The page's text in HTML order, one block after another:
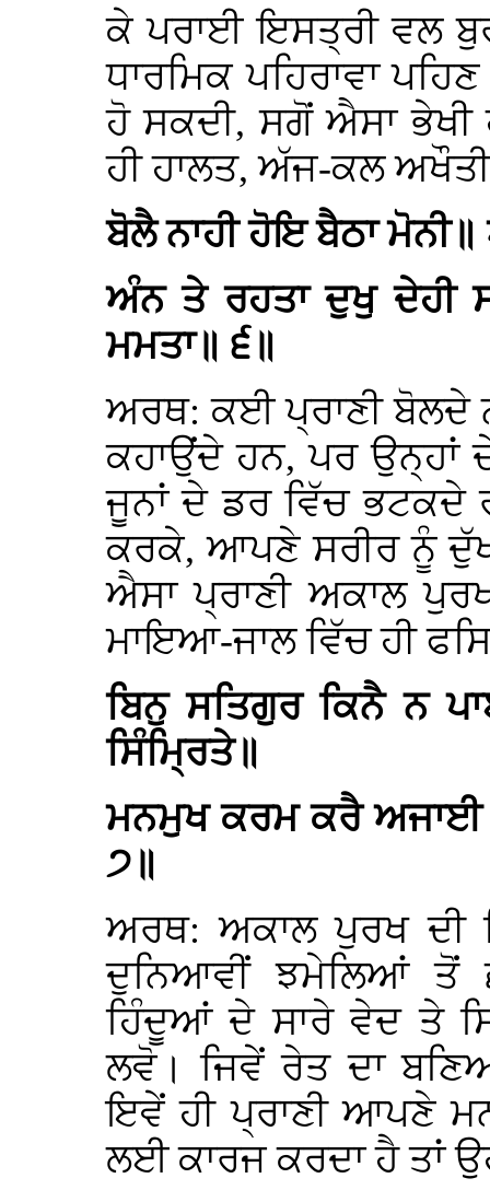
ਕੇ ਪਰਾਈ ਇਸਤ੍ਰੀ ਵਲ
ਧਾਰਮਿਕ ਪਹਿਰਾਵਾ
ਹੋ ਸਕਦੀ, ਸਗੋਂ ਐਸਾ ਭੇਖੀ
ਹੀ ਹਾਲਤ, ਅੱਜ-ਕਲ
ਬੋਲੈ ਨਾਹੀ ਹੋਇ ਬੈਠਾ
ਅੰਨ ਤੇ ਰਹਤਾ ਦੁਖੁ ਦੇਹੀ
ਮਮਤਾ॥ ੬॥
ਅਰਥ: ਕਈ ਪ੍ਰਾਣੀ
ਕਹਾਉਂਦੇ ਹਨ, ਪਰ
ਜੂਨਾਂ ਦੇ ਡਰ ਵਿੱਚ
ਕਰਕੇ, ਆਪਣੇ ਸਰੀਰ ਨੂੰ
ਐਸਾ ਪ੍ਰਾਣੀ ਅਕਾਲ
ਮਾਇਆ-ਜਾਲ ਵਿੱਚ ਹੀ
ਬਿਨੁ ਸਤਿਗੁਰ ਕਿਨੈ ਨ
ਸਿੰਮ੍ਰਿਤੇ॥
ਮਨਮੁਖ ਕਰਮ ਕਰੈ
੭॥
ਅਰਥ: ਅਕਾਲ ਪੁਰਖ ਦੀ
ਦੁਨਿਆਵੀਂ ਝਮੇਲਿਆਂ ਤੋਂ
ਹਿੰਦੂਆਂ ਦੇ ਸਾਰੇ ਵੇਦ ਤੇ
ਲਵੋ। ਜਿਵੇਂ ਰੇਤ ਦਾ
ਇਵੇਂ ਹੀ ਪ੍ਰਾਣੀ ਆਪਣੇ
ਲਈ ਕਾਰਜ ਕਰਦਾ ਹੈ ਤਾਂ